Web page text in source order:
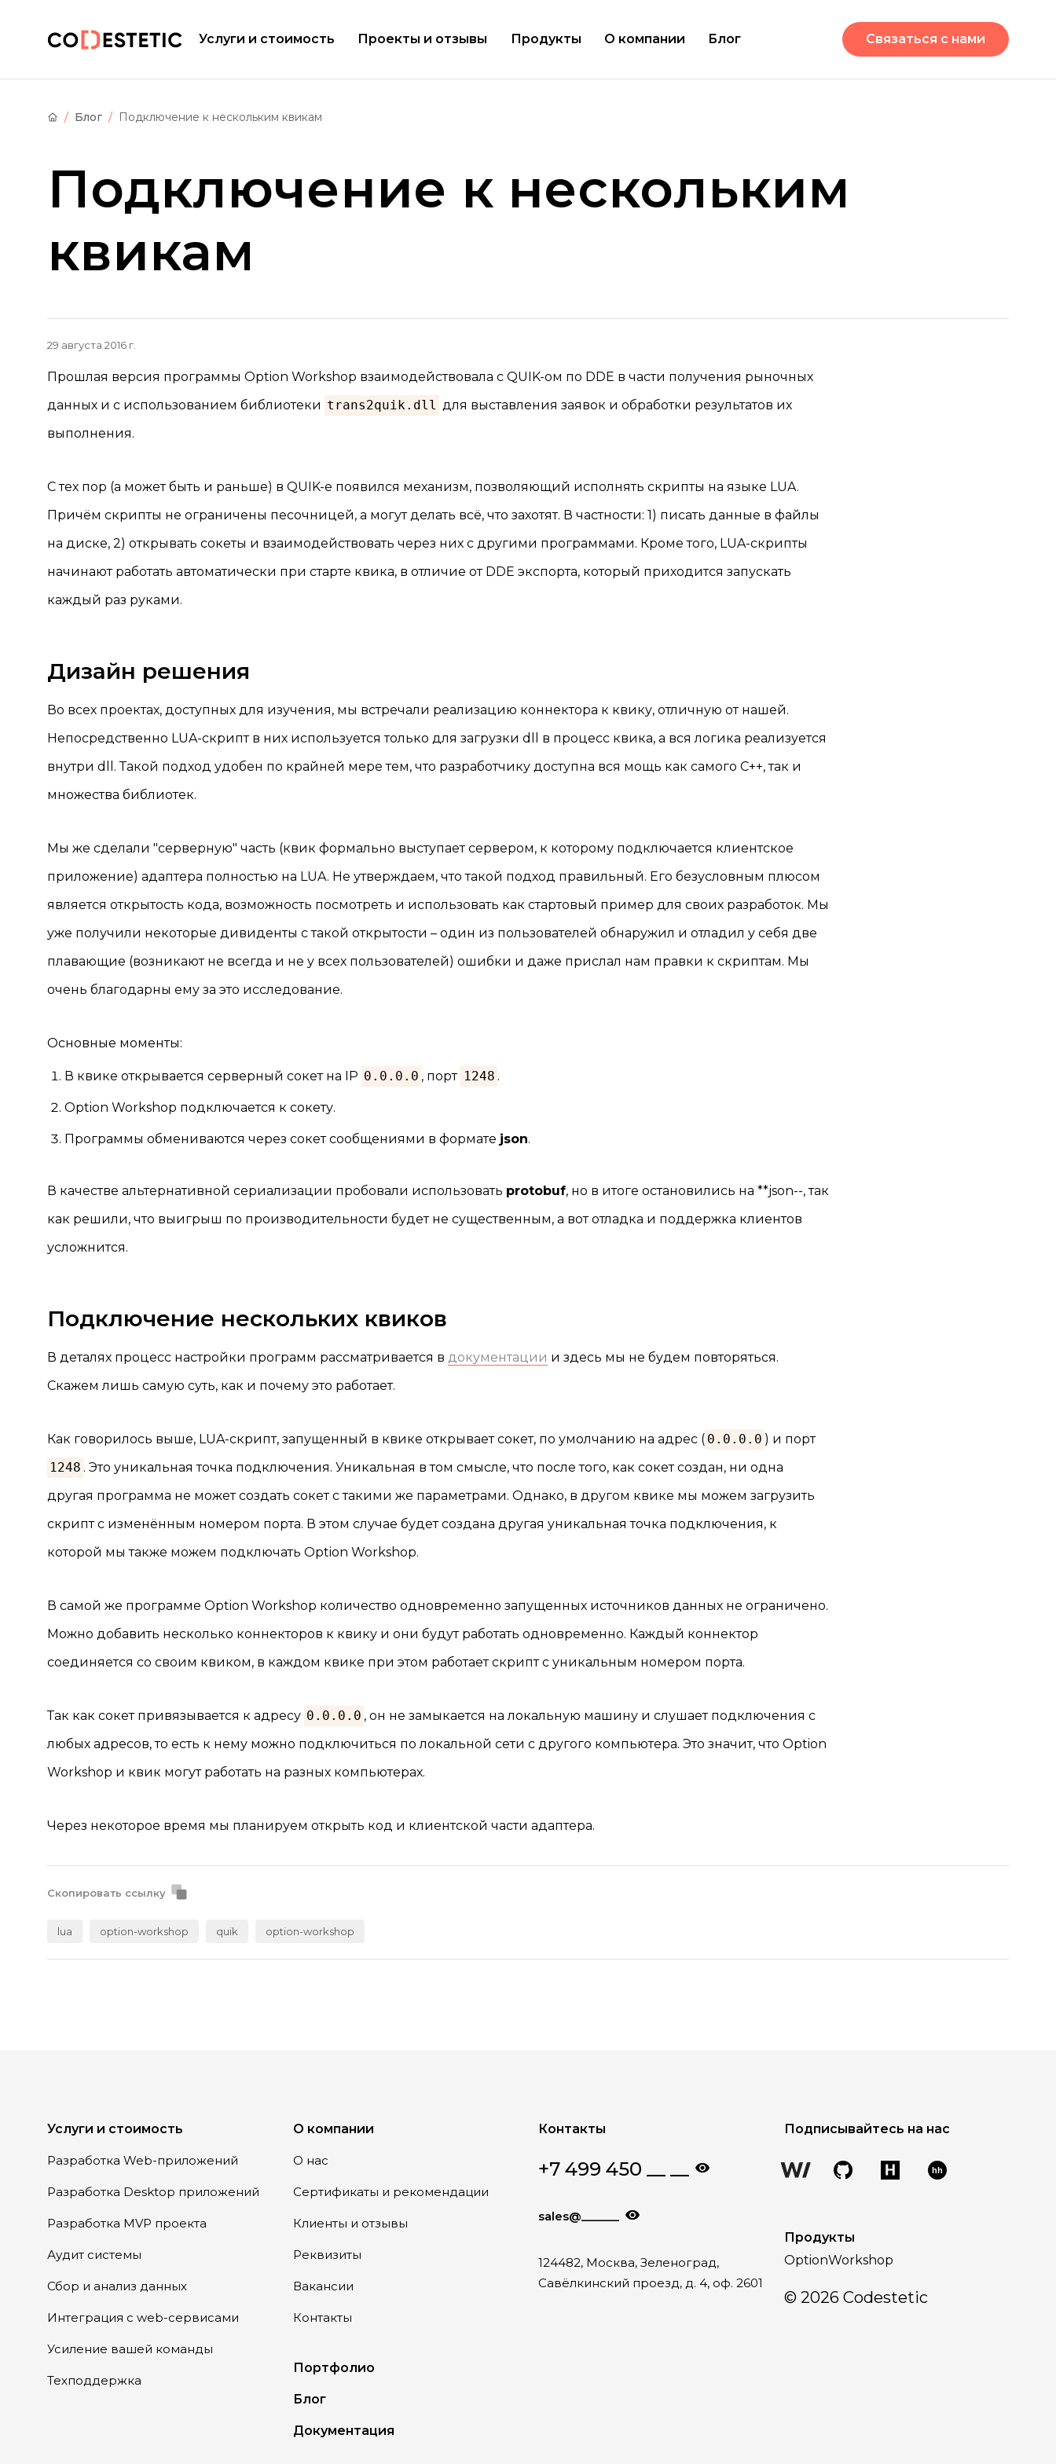
Услуги и стоимость Проекты и отзывы Продукты О компании Блог Связаться с нами
Блог Подключение к нескольким квикам
Подключение к нескольким
квикам
29 августа 2016 г.
Прошлая версия программы Option Workshop взаимодействовала с QUIK-ом по DDE в части получения рыночных
данных и с использованием библиотеки trans2quik.dll для выставления заявок и обработки результатов их
выполнения.
С тех пор (а может быть и раньше) в QUIK-е появился механизм, позволяющий исполнять скрипты на языке LUA.
Причём скрипты не ограничены песочницей, а могут делать всё, что захотят. В частности: 1) писать данные в файлы
на диске, 2) открывать сокеты и взаимодействовать через них с другими программами. Кроме того, LUA-скрипты
начинают работать автоматически при старте квика, в отличие от DDE экспорта, который приходится запускать
каждый раз руками.
Дизайн решения
Во всех проектах, доступных для изучения, мы встречали реализацию коннектора к квику, отличную от нашей.
Непосредственно LUA-скрипт в них используется только для загрузки dll в процесс квика, а вся логика реализуется
внутри dll. Такой подход удобен по крайней мере тем, что разработчику доступна вся мощь как самого C++, так и
множества библиотек.
Мы же сделали "серверную" часть (квик формально выступает сервером, к которому подключается клиентское
приложение) адаптера полностью на LUA. Не утверждаем, что такой подход правильный. Его безусловным плюсом
является открытость кода, возможность посмотреть и использовать как стартовый пример для своих разработок. Мы
уже получили некоторые дивиденты с такой открытости – один из пользователей обнаружил и отладил у себя две
плавающие (возникают не всегда и не у всех пользователей) ошибки и даже прислал нам правки к скриптам. Мы
очень благодарны ему за это исследование.
Основные моменты:
В квике открывается серверный сокет на IP 0.0.0.0 , порт 1248 .
Option Workshop подключается к сокету.
Программы обмениваются через сокет сообщениями в формате json.
В качестве альтернативной сериализации пробовали использовать protobuf, но в итоге остановились на **json--, так
как решили, что выигрыш по производительности будет не существенным, а вот отладка и поддержка клиентов
усложнится.
Подключение нескольких квиков
В деталях процесс настройки программ рассматривается в документации и здесь мы не будем повторяться.
Скажем лишь самую суть, как и почему это работает.
Как говорилось выше, LUA-скрипт, запущенный в квике открывает сокет, по умолчанию на адрес ( 0.0.0.0 ) и порт
1248 . Это уникальная точка подключения. Уникальная в том смысле, что после того, как сокет создан, ни одна
другая программа не может создать сокет с такими же параметрами. Однако, в другом квике мы можем загрузить
скрипт с изменённым номером порта. В этом случае будет создана другая уникальная точка подключения, к
которой мы также можем подключать Option Workshop.
В самой же программе Option Workshop количество одновременно запущенных источников данных не ограничено.
Можно добавить несколько коннекторов к квику и они будут работать одновременно. Каждый коннектор
соединяется со своим квиком, в каждом квике при этом работает скрипт с уникальным номером порта.
Так как сокет привязывается к адресу 0.0.0.0 , он не замыкается на локальную машину и слушает подключения с
любых адресов, то есть к нему можно подключиться по локальной сети с другого компьютера. Это значит, что Option
Workshop и квик могут работать на разных компьютерах.
Через некоторое время мы планируем открыть код и клиентской части адаптера.
Скопировать ссылку
lua option-workshop quik option-workshop
Услуги и стоимость
Разработка Web-приложений
Разработка Desktop приложений
Разработка MVP проекта
Аудит системы
Сбор и анализ данных
Интеграция с web-сервисами
Усиление вашей команды
Техподдержка
О компании
О нас
Сертификаты и рекомендации
Клиенты и отзывы
Реквизиты
Вакансии
Контакты
Портфолио
Блог
Документация
Контакты
+7 499 450 __ __
sales@______
124482, Москва, Зеленоград,
Савёлкинский проезд, д. 4, оф. 2601
Подписывайтесь на нас
hh
Продукты
OptionWorkshop
© 2026 Codestetic